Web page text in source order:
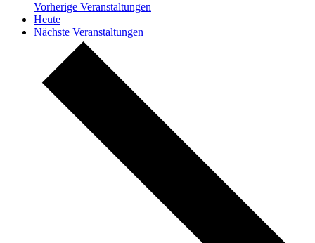
Vorherige Veranstaltungen
Heute
Nächste Veranstaltungen